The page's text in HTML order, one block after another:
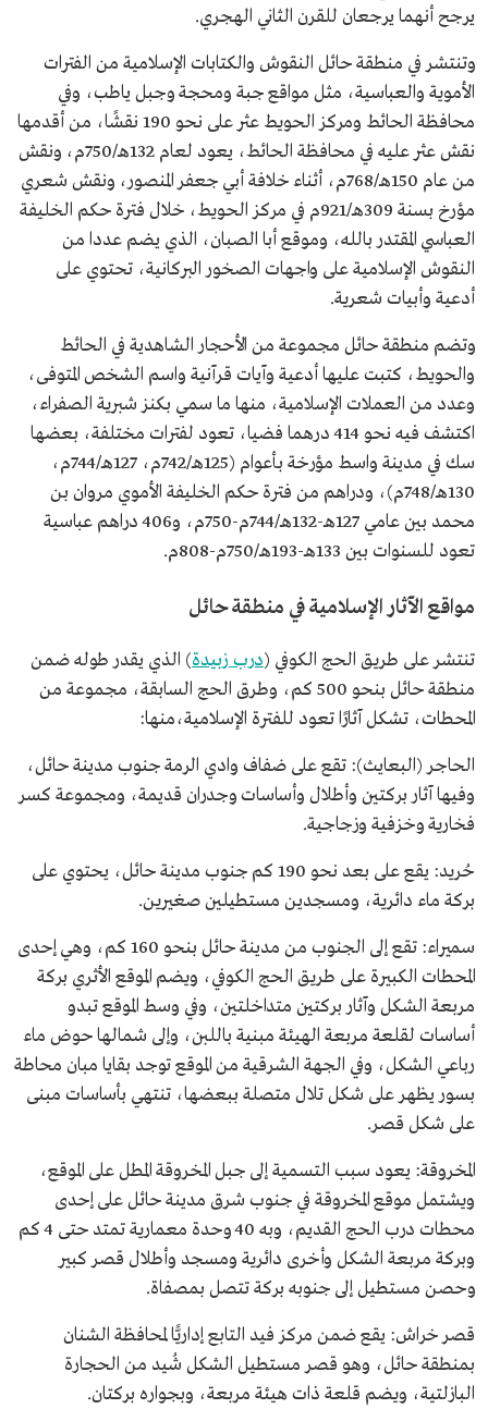
يرجح أنهما يرجعان للقرن الثاني الهجري.
وتنتشر في منطقة حائل النقوش والكتابات الإسلامية من الفترات
الأموية والعباسية، مثل مواقع جبة ومحجة وجبل ياطب، وفي
محافظة الحائط ومركز الحويط عثر على نحو 190 نقشًا، من أقدمها
نقش عثر عليه في محافظة الحائط، يعود لعام 132هـ/750م، ونقش
من عام 150هـ/768م، أثناء خلافة أبي جعفر المنصور، ونقش شعري
مؤرخ بسنة 309هـ/921م في مركز الحويط، خلال فترة حكم الخليفة
العباسي المقتدر بالله، وموقع أبا الصبان، الذي يضم عددا من
النقوش الإسلامية على واجهات الصخور البركانية، تحتوي على
أدعية وأبيات شعرية.
وتضم منطقة حائل مجموعة من الأحجار الشاهدية في الحائط
والحويط، كتبت عليها أدعية وآيات قرآنية واسم الشخص المتوفى،
وعدد من العملات الإسلامية، منها ما سمي بكنز شبرية الصفراء،
اكتشف فيه نحو 414 درهما فضيا، تعود لفترات مختلفة، بعضها
سك في مدينة واسط مؤرخة بأعوام (125هـ/742م، 127هـ/744م،
130هـ/748م)، ودراهم من فترة حكم الخليفة الأموي مروان بن
محمد بين عامي 127هـ-132هـ/744م-750م، و406 دراهم عباسية
تعود للسنوات بين 133هـ-193هـ/750م-808م.
مواقع الآثار الإسلامية في منطقة حائل
تنتشر على طريق الحج الكوفي (درب زبيدة) الذي يقدر طوله ضمن
منطقة حائل بنحو 500 كم، وطرق الحج السابقة، مجموعة من
المحطات، تشكل آثارًا تعود للفترة الإسلامية،منها:
الحاجر (البعايث): تقع على ضفاف وادي الرمة جنوب مدينة حائل،
وفيها آثار بركتين وأطلال وأساسات وجدران قديمة، ومجموعة كسر
فخارية وخزفية وزجاجية.
حُريد: يقع على بعد نحو 190 كم جنوب مدينة حائل، يحتوي على
بركة ماء دائرية، ومسجدين مستطيلين صغيرين.
سميراء: تقع إلى الجنوب من مدينة حائل بنحو 160 كم، وهي إحدى
المحطات الكبيرة على طريق الحج الكوفي، ويضم الموقع الأثري بركة
مربعة الشكل وآثار بركتين متداخلتين، وفي وسط الموقع تبدو
أساسات لقلعة مربعة الهيئة مبنية باللبن، وإلى شمالها حوض ماء
رباعي الشكل، وفي الجهة الشرقية من الموقع توجد بقايا مبان محاطة
بسور يظهر على شكل تلال متصلة ببعضها، تنتهي بأساسات مبنى
على شكل قصر.
المخروقة: يعود سبب التسمية إلى جبل المخروقة المطل على الموقع،
ويشتمل موقع المخروقة في جنوب شرق مدينة حائل على إحدى
محطات درب الحج القديم، وبه 40 وحدة معمارية تمتد حتى 4 كم
وبركة مربعة الشكل وأخرى دائرية ومسجد وأطلال قصر كبير
وحصن مستطيل إلى جنوبه بركة تتصل بمصفاة.
قصر خراش: يقع ضمن مركز فيد التابع إداريًّا لمحافظة الشنان
بمنطقة حائل، وهو قصر مستطيل الشكل شُيد من الحجارة
البازلتية، ويضم قلعة ذات هيئة مربعة، وبجواره بركتان.